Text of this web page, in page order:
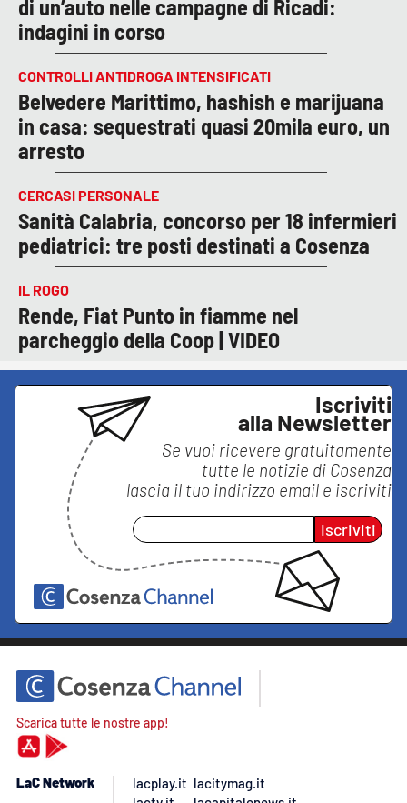
di un’auto nelle campagne di Ricadi:
indagini in corso
CONTROLLI ANTIDROGA INTENSIFICATI
Belvedere Marittimo, hashish e marijuana
in casa: sequestrati quasi 20mila euro, un
arresto
CERCASI PERSONALE
Sanità Calabria, concorso per 18 infermieri
pediatrici: tre posti destinati a Cosenza
IL ROGO
Rende, Fiat Punto in fiamme nel
parcheggio della Coop | VIDEO
Iscriviti
alla Newsletter
Se vuoi ricevere gratuitamente
tutte le notizie di Cosenza
lascia il tuo indirizzo email e iscriviti
Iscriviti
Scarica tutte le nostre app!
LaC Network
lacplay.it lacitymag.it